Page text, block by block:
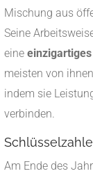
Mischung aus
Seine
eine
meisten von
indem sie
verbinden.
Am Ende des